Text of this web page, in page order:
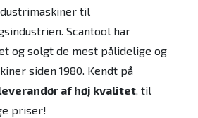
til
Scantool har
og solgt de mest pålidelige og
siden 1980. Kendt på
af høj kvalitet, til
priser!